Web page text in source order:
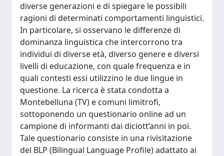
diverse generazioni e di spiegare le possibili
ragioni di determinati comportamenti linguistici.
In particolare, si osservano le differenze di
dominanza linguistica che intercorrono tra
individui di diverse età, diverso genere e diversi
livelli di educazione, con quale frequenza e in
quali contesti essi utilizzino le due lingue in
questione. La ricerca è stata condotta a
Montebelluna (TV) e comuni limitrofi,
sottoponendo un questionario online ad un
campione di informanti dai diciott’anni in poi.
Tale questionario consiste in una rivisitazione
del BLP (Bilingual Language Profile) adattato ai